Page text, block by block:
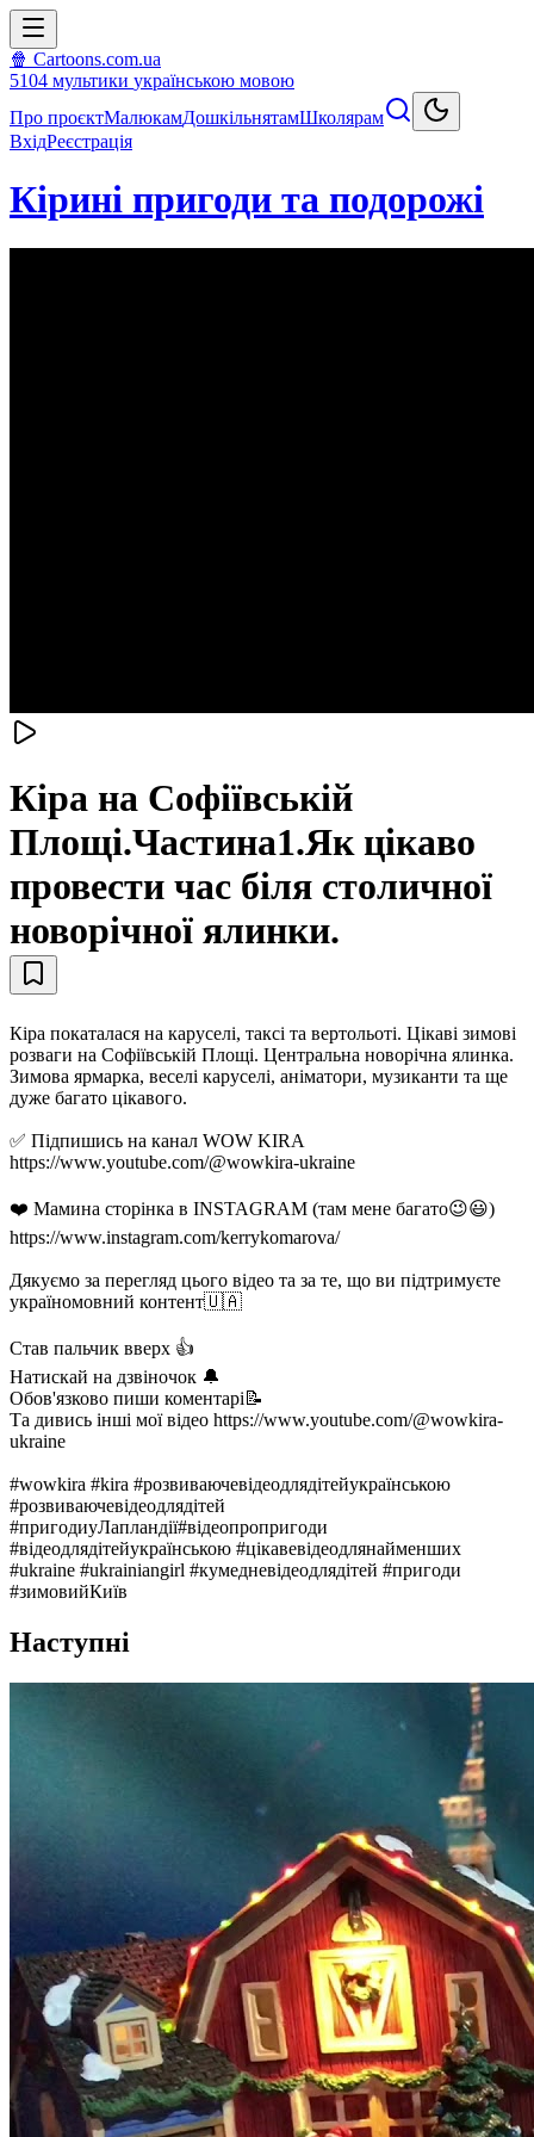
🍿 Cartoons.com.ua
5104 мультики українською мовою
Про проєктМалюкамДошкільнятамШколярам
ВхідРеєстрація
Кірині пригоди та подорожі
Кіра на Софіївській
Площі.Частина1.Як цікаво
провести час біля столичної
новорічної ялинки.
Кіра покаталася на каруселі, таксі та вертольоті. Цікаві зимові
розваги на Софіївській Площі. Центральна новорічна ялинка.
Зимова ярмарка, веселі каруселі, аніматори, музиканти та ще
дуже багато цікавого.
✅ Підпишись на канал WOW KIRA
https://www.youtube.com/@wowkira-ukraine
❤️ Мамина сторінка в INSTAGRAM (там мене багато😉😃)
https://www.instagram.com/kerrykomarova/
Дякуємо за перегляд цього відео та за те, що ви підтримуєте
україномовний контент🇺🇦
Став пальчик вверх 👍
Натискай на дзвіночок 🔔
Обов'язково пиши коментарі📝
Та дивись інші мої відео https://www.youtube.com/@wowkira-
ukraine
#wowkira #kira #розвиваючевідеодлядітейукраїнською
#розвиваючевідеодлядітей
#пригодиуЛапландії#відеопропригоди
#відеодлядітейукраїнською #цікавевідеодлянайменших
#ukraine #ukrainiangirl #кумедневідеодлядітей #пригоди
#зимовийКиїв
Наступні